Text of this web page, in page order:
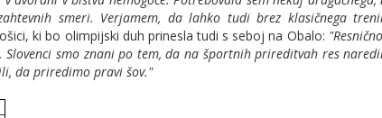
smeri. Verjamem, da lahko tudi brez klasičnega
ki bo olimpijski duh prinesla tudi s seboj na Obalo:
smo znani po tem, da na športnih prireditvah res
da priredimo pravi šov."